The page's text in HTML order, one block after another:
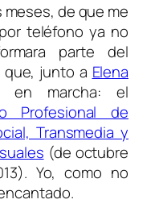
de que me
teléfono ya no
parte del
junto a Elena
marcha: el
Profesional de
Transmedia y
(de octubre
Yo, como no